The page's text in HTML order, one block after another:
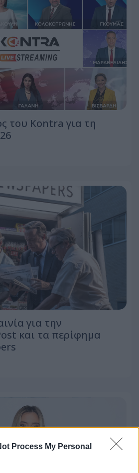
Process My Personal
του Kontra για τη
για την
και τα περίφημα